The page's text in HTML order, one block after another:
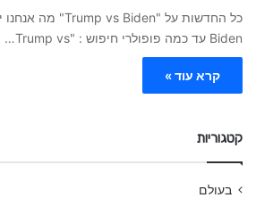
Biden עד כמה פופולרי חיפוש : "Trump vs…
קרא עוד »
קטגוריות
בעולם